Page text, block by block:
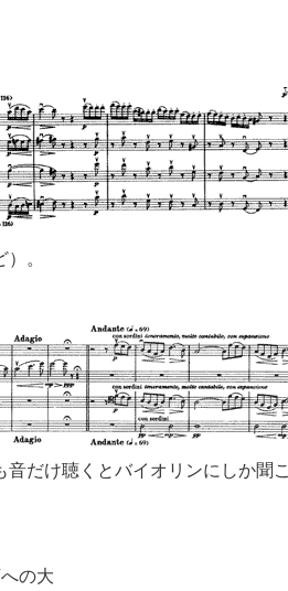
。
だけ聴くとバイオリンにしか聞こ
の大